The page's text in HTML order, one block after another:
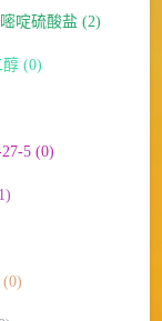
啶硫酸盐 (2)
(0)
5 (0)